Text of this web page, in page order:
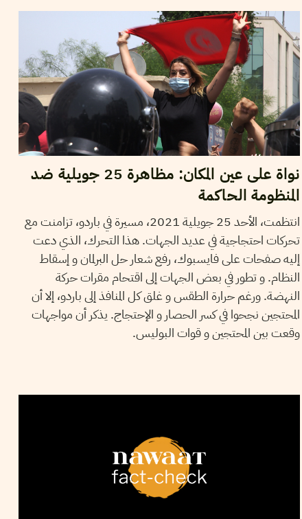
نواة على عين المكان: مظاهرة 25 جويلية ضد
المنظومة الحاكمة
انتظمت، الأحد 25 جويلية 2021، مسيرة في باردو، تزامنت مع
تحركات احتجاجية في عديد الجهات. هذا التحرك، الذي دعت
إليه صفحات على فايسبوك، رفع شعار حل البرلمان و إسقاط
النظام. و تطور في بعض الجهات إلى اقتحام مقرات حركة
النهضة. ورغم حرارة الطقس و غلق كل المنافذ إلى باردو، إلا أن
المحتجين نجحوا في كسر الحصار و الإحتجاج. يذكر أن مواجهات
وقعت بين المحتجين و قوات البوليس.